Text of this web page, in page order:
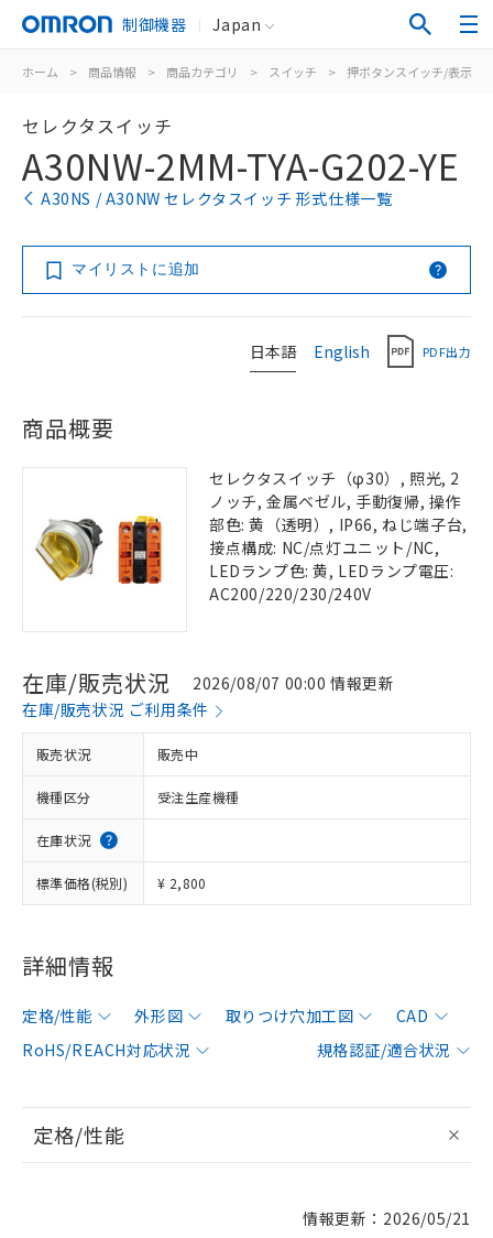
制御機器 Japan
ホーム > 商品情報 > 商品カテゴリ > スイッチ > 押ボタンスイッチ/表示灯
セレクタスイッチ
A30NW-2MM-TYA-G202-YE
A30NS / A30NW セレクタスイッチ 形式仕様一覧
マイリストに追加
日本語 English PDF出力
商品概要
セレクタスイッチ（φ30）, 照光, 2
ノッチ, 金属ベゼル, 手動復帰, 操作
部色: 黄（透明）, IP66, ねじ端子台,
接点構成: NC/点灯ユニット/NC,
LEDランプ色: 黄, LEDランプ電圧:
AC200/220/230/240V
在庫/販売状況
2026/08/07 00:00 情報更新
在庫/販売状況 ご利用条件
販売状況 販売中
機種区分 受注生産機種
在庫状況
標準価格(税別) ¥ 2,800
詳細情報
定格/性能 外形図 取りつけ穴加工図
CAD
RoHS/REACH対応状況
規格認証/適合状況
定格/性能
情報更新：2026/05/21